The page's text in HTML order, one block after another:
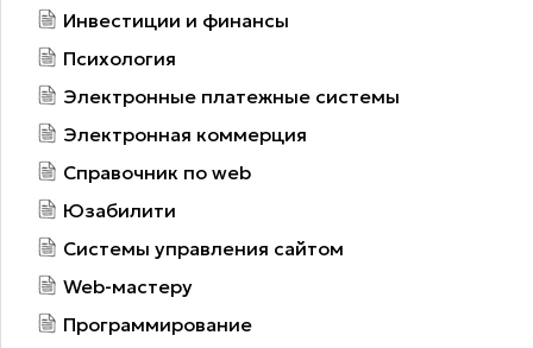
маркетингу на ваш email
ТЕМЫ